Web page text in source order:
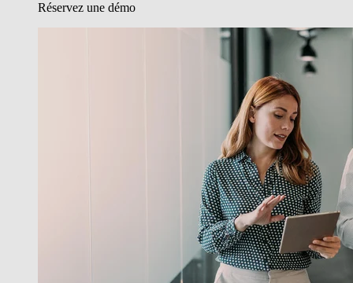
Réservez une démo